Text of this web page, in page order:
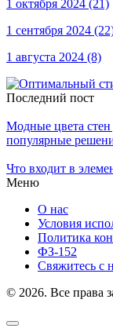
1 октября 2024 (21)
1 сентября 2024
1 августа 2024 (8)
Последний пост
Модные цвета
популярные
Что входит в
Меню
О нас
Условия
Политика
ФЗ-152
Свяжитесь с
© 2026. Все права